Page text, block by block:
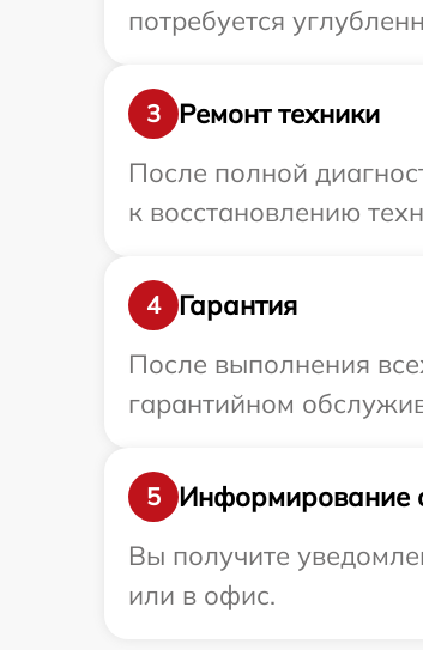
потребуется
3
Ремонт техники
После полной
к восстановлению
4
Гарантия
После выполнения
гарантийном
5
Информирование
Вы получите
или в офис.